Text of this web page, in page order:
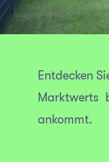
Entdecken
Marktwerts
ankommt.